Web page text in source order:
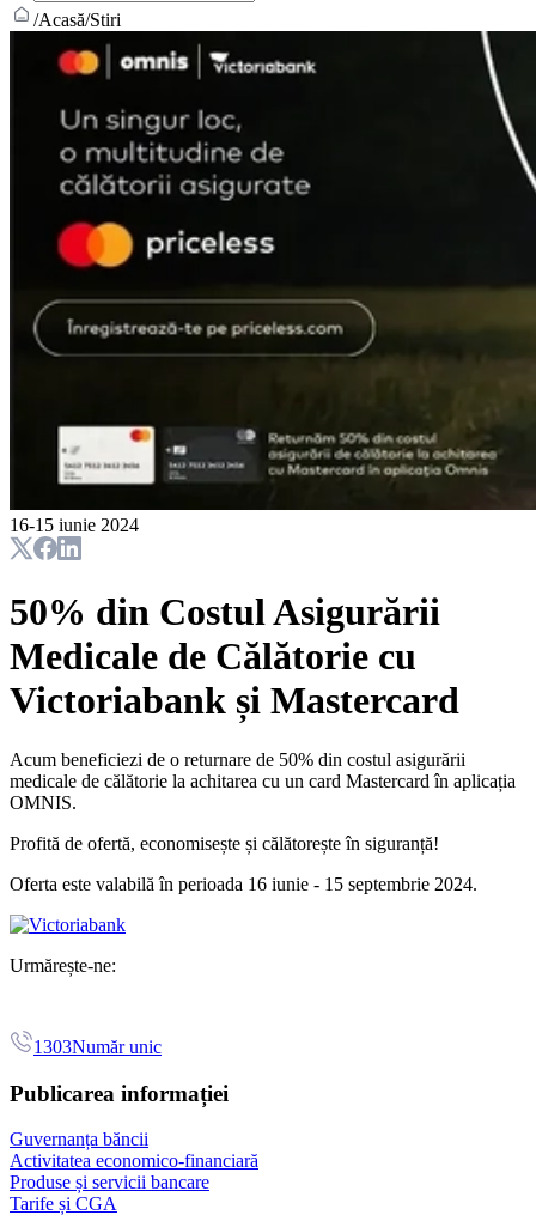
/Acasă/Stiri
16-15 iunie 2024
50% din Costul Asigurării
Medicale de Călătorie cu
Victoriabank și Mastercard
Acum beneficiezi de o returnare de 50% din costul asigurării
medicale de călătorie la achitarea cu un card Mastercard în aplicația
OMNIS.
Profită de ofertă, economisește și călătorește în siguranță!
Oferta este valabilă în perioada 16 iunie - 15 septembrie 2024.
Urmărește-ne:
1303Număr unic
Publicarea informației
Guvernanța băncii
Activitatea economico-financiară
Produse și servicii bancare
Tarife și CGA